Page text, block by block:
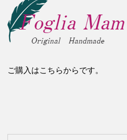
ご購入はこちらからです。